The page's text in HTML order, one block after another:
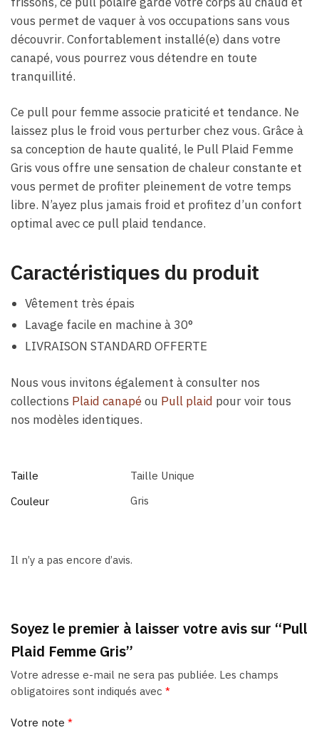
vous permet de vaquer à vos occupations sans vous
découvrir. Confortablement installé(e) dans votre
canapé, vous pourrez vous détendre en toute
tranquillité.
Ce pull pour femme associe praticité et tendance. Ne
laissez plus le froid vous perturber chez vous. Grâce à
sa conception de haute qualité, le Pull Plaid Femme
Gris vous offre une sensation de chaleur constante et
vous permet de profiter pleinement de votre temps
libre. N’ayez plus jamais froid et profitez d’un confort
optimal avec ce pull plaid tendance.
Caractéristiques du produit
Vêtement très épais
Lavage facile en machine à 30°
LIVRAISON STANDARD OFFERTE
Nous vous invitons également à consulter nos
collections Plaid canapéou Pull plaid pour voir tous
nos modèles identiques.
Taille
Taille Unique
Couleur
Gris
Il n’y a pas encore d’avis.
Soyez le premier à laisser votre avis sur “Pull
Plaid Femme Gris”
Votre adresse e-mail ne sera pas publiée. Les champs
obligatoires sont indiqués avec *
Votre note *